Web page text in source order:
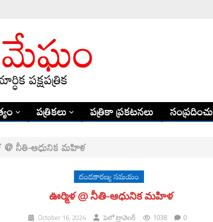
పత్రికలు పత్రికా ప్రకటనలు సంప్రదించు
@ నీతి-ఆధునిక మహిళ
దండకారణ్య సమయం
ఊర్మిళ @ నీతి-ఆధునిక మహిళ
October 16, 2024 ఫెలో ట్రావెలర్ 1038 0